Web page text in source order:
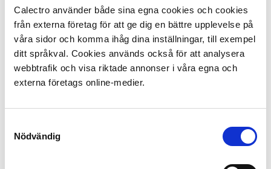
Calectro använder både sina egna cookies och cookies
från externa företag för att ge dig en bättre upplevelse på
våra sidor och komma ihåg dina inställningar, till exempel
ditt språkval. Cookies används också för att analysera
webbtrafik och visa riktade annonser i våra egna och
externa företags online-medier.
Nödvändig
eine werkzeuglose und schnelle Handhabung.
Relais:
• ZweiAlarmrelaiszur Steuerung von z.B. Brandschutz-
klappen oder zum Starten/Stoppen von
Lüftungsventilatoren.
Durchfluss, das Sie auf eine notwendige Wartung
hinweist, bevor ein Fehlalarm ausgelöst wird, und das
anzeigt, dass der Luftstrom im Kanal niedrig ist oder dass